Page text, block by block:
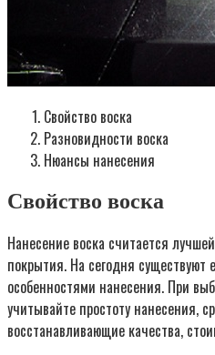
Свойство воска
Разновидности воска
Нюансы нанесения
Свойство воска
Нанесение воска считается
покрытия. На сегодня существуют
особенностями нанесения. При
учитывайте простоту нанесения,
восстанавливающие качества,